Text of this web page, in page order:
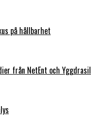
på hållbarhet
från NetEnt och Yggdrasil